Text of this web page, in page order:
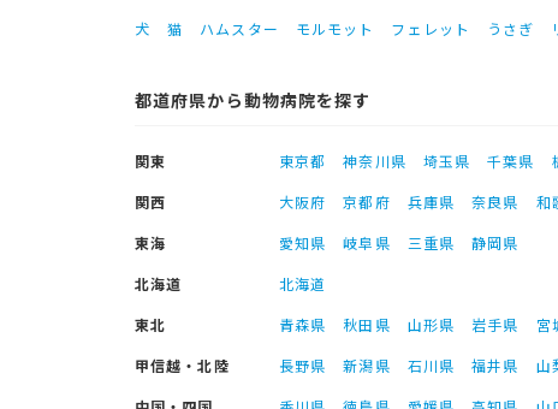
犬 猫 ハムスター モルモット フェレット うさぎ
都道府県から動物病院を探す
関東 東京都 神奈川県 埼玉県 千葉県
関西
大阪府 京都府 兵庫県 奈良県 和
東海
愛知県 岐阜県 三重県
静岡県
北海道
北海道
東北
青森県 秋田県 山形県 岩手県 宮
甲信越・北陸
長野県 新潟県 石川県 福井県 山